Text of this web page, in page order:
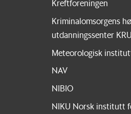
Kreftforeningen
Kriminalomsorgens
utdanningssenter
Meteorologisk
NAV
NIBIO
NIKU Norsk institutt